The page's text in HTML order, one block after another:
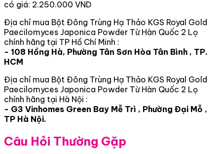
có giá: 2.250.000 VND
Địa chỉ mua Bột Đông Trùng Hạ Thảo KGS Royal Gold
Paecilomyces Japonica Powder Từ Hàn Quốc 2 Lọ
chính hãng tại TP Hồ Chí Minh :
- 108 Hồng Hà, Phường Tân Sơn Hòa Tân Bình , TP.
HCM
Địa chỉ mua Bột Đông Trùng Hạ Thảo KGS Royal Gold
Paecilomyces Japonica Powder Từ Hàn Quốc 2 Lọ
chính hãng tại Hà Nội :
- G3 Vinhomes Green Bay Mễ Trì , Phường Đại Mỗ ,
TP Hà Nội.
Câu Hỏi Thường Gặp